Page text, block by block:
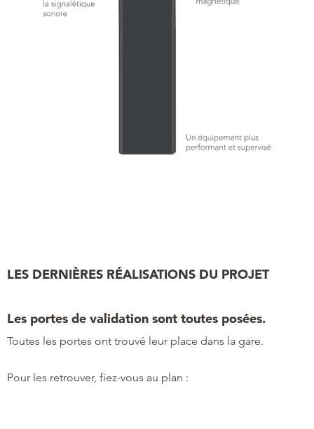
LES DERNIÈRES RÉALISATIONS DU PROJET
Les portes de validation sont toutes posées.
Toutes les portes ont trouvé leur place dans la gare.
Pour les retrouver, fiez-vous au plan :